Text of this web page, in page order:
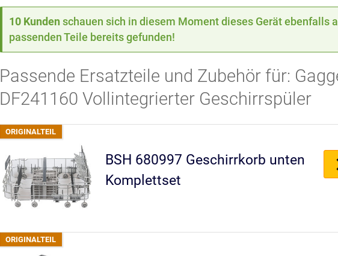
10 Kunden schauen sich in diesem Moment dieses Gerät ebenfalls
passenden Teile bereits gefunden!
Passende Ersatzteile und Zubehör für:
DF241160 Vollintegrierter Geschirrspüler
BSH 680997 Geschirrkorb unten
Komplettset